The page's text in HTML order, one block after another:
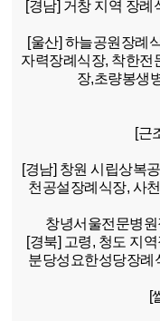
[경남] 거창 지역 장례
[울산] 하늘공원장례
자력장례식장, 착한전
장,초량봉생
[근
[경남] 창원 시립상복
천공설장례식장, 사
창녕서울전문병
[경북] 고령, 청도 지
분당성요한성당장례
[